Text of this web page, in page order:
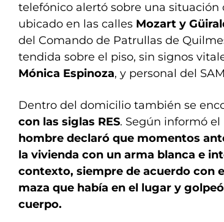
telefónico alertó sobre una
ubicado en las calles Mozart y
del Comando de Patrullas de
tendida sobre el piso, sin signos
Mónica Espinoza, y personal del
Dentro del domicilio también se
con las siglas RES. Según informó
hombre declaró que momentos
la vivienda con un arma blanca e
contexto, siempre de acuerdo con
maza que había en el lugar y
cuerpo.